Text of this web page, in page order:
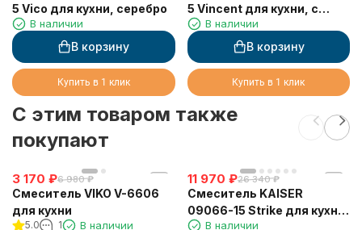
5 Vico для кухни, серебро
В наличии
В корзину
Купить в 1 клик
5 Vincent для кухни, с
краном для питьевой
воды, серебро
В наличии
В корзину
Купить в 1 клик
C этим товаром также
покупают
3 170 ₽6 980 ₽
Смеситель VIKO V-6606
для кухни
5.0 1 В наличии
11 970 ₽26 340 ₽
Смеситель KAISER
09066-15 Strike для кухни
В наличии